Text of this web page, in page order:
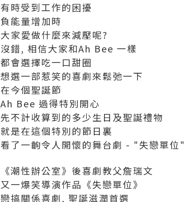
有時受到工作的困擾
負能量增加時
大家愛做什麼來減壓呢?
沒錯, 相信大家和Ah Bee 一樣
都會選擇吃一口甜圈
想選一部惹笑的喜劇來鬆弛一下
在今個聖誕節
Ah Bee 過得特別開心
先不計收算到的多少生日及聖誕禮物
就是在這個特別的節日裏
看了一齣令人開懷的舞台劇 - "失戀單位"
《潮性辦公室》後喜劇教父詹瑞文
又一爆笑導演作品《失戀單位》
戀搞關係喜劇, 聖誕滋潤首選